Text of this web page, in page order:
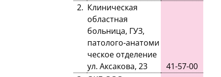
2. Клиническая
областная
больница, ГУЗ,
патолого-анатоми
ческое отделение
ул. Аксакова, 23
41-57-00